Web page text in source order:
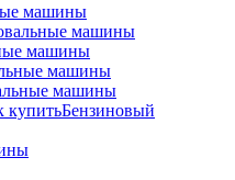
машины
машины
машины
машины
машины
Бензиновый